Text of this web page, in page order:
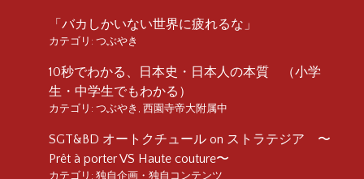
「バカしかいない世界に疲れるな」
カテゴリ: つぶやき
10秒でわかる、日本史・日本人の本質 （小学
生・中学生でもわかる）
カテゴリ: つぶやき 西園寺帝大附属中
SGT&BD オートクチュール on ストラテジア 〜
Prêt à porter VS Haute couture〜
カテゴリ: 独自企画・独自コンテンツ